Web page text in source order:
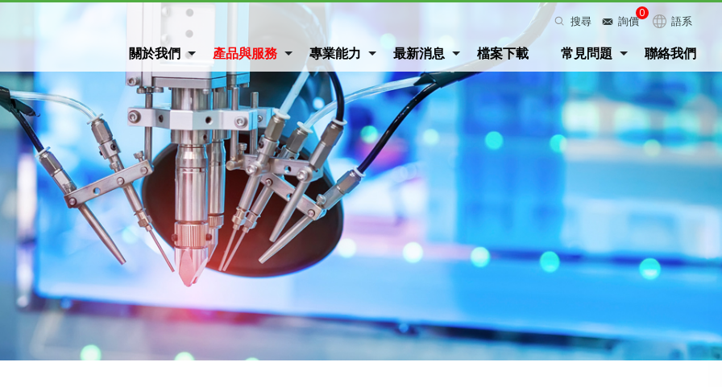
搜尋
0
詢價 語系
關於我們 產品與服務 專業能力 最新消息 檔案下載 常見問題 聯絡我們